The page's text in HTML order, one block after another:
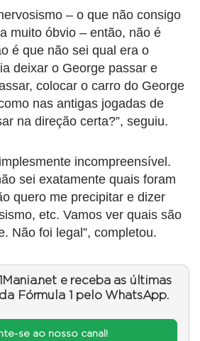
– o que não consigo
muito óbvio – então, não é
é que não sei qual era o
deixar o George passar e
colocar o carro do George
nas antigas jogadas de
na direção certa?”, seguiu.
incompreensível.
sei exatamente quais foram
quero me precipitar e dizer
etc. Vamos ver quais são
Não foi legal”, completou.
e receba as últimas
Fórmula 1 pelo WhatsApp.
se ao nosso canal!